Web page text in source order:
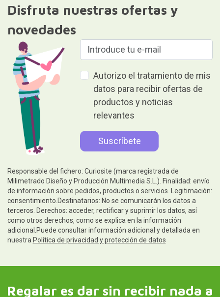
Disfruta nuestras ofertas y
novedades
Autorizo el tratamiento de mis
datos para recibir ofertas de
productos y noticias
relevantes
Responsable del fichero: Curiosite (marca registrada de
Milimetrado Diseño y Producción Multimedia S.L.). Finalidad: envío
de información sobre pedidos, productos o servicios. Legitimación:
consentimiento.Destinatarios: No se comunicarán los datos a
terceros. Derechos: acceder, rectificar y suprimir los datos, así
como otros derechos, como se explica en la información
adicional.Puede consultar información adicional y detallada en
nuestra Política de privacidad y protección de datos
Regalar es dar sin recibir nada a